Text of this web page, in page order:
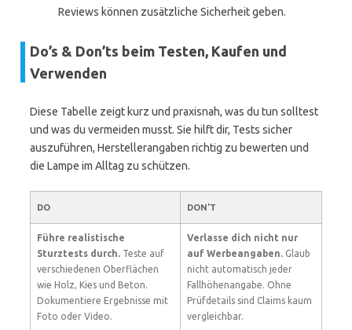
Reviews können zusätzliche Sicherheit geben.
Do’s & Don’ts beim Testen, Kaufen und
Verwenden
Diese Tabelle zeigt kurz und praxisnah, was du tun solltest
und was du vermeiden musst. Sie hilft dir, Tests sicher
auszuführen, Herstellerangaben richtig zu bewerten und
die Lampe im Alltag zu schützen.
DO DON’T
Führe realistische
Sturztests durch. Teste auf
verschiedenen Oberflächen
wie Holz, Kies und Beton.
Dokumentiere Ergebnisse mit
Foto oder Video.
Verlasse dich nicht nur
auf Werbeangaben. Glaub
nicht automatisch jeder
Fallhöhenangabe. Ohne
Prüfdetails sind Claims kaum
vergleichbar.